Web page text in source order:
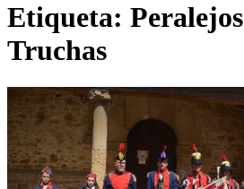
Etiqueta:
Truchas